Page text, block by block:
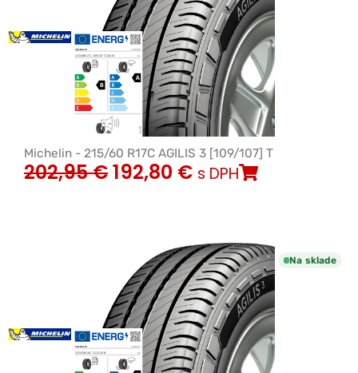
Michelin - 215/60 R17C AGILIS 3 [109/107] T
202,95€192,80 € s DPH
Na sklade